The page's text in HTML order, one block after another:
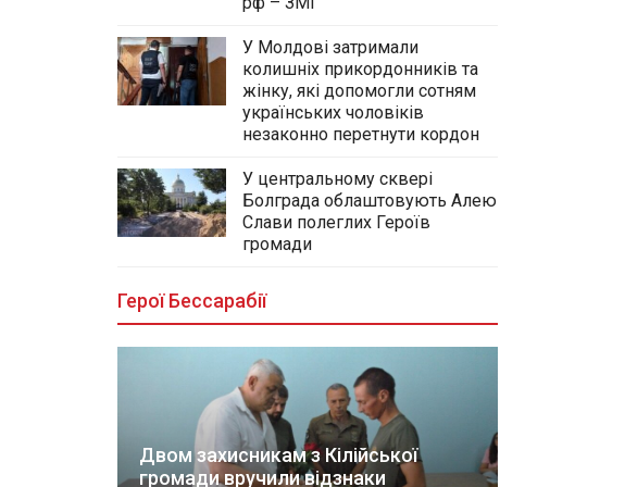
У Молдові затримали
колишніх прикордонників та
жінку, які допомогли сотням
українських чоловіків
незаконно перетнути кордон
У центральному сквері
Болграда облаштовують Алею
Слави полеглих Героїв
громади
Герої Бессарабії
Двом захисникам з Кілійської
громади вручили відзнаки